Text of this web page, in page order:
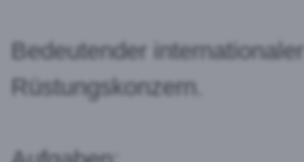
Bedeutender internationaler
Rüstungskonzern.